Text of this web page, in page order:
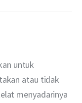
untuk
atau tidak
menyadarinya